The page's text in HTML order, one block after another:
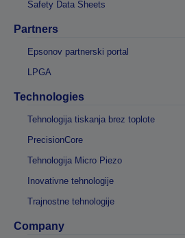
Safety Data Sheets
Partners
Epsonov partnerski portal
LPGA
Technologies
Tehnologija tiskanja brez toplote
PrecisionCore
Tehnologija Micro Piezo
Inovativne tehnologije
Trajnostne tehnologije
Company